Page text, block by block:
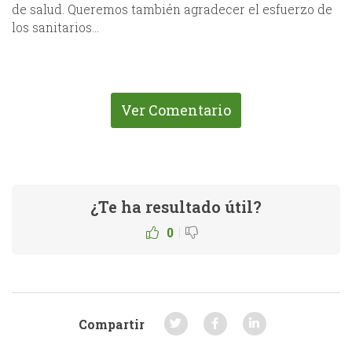
de salud. Queremos también agradecer el esfuerzo de
los sanitarios…
Ver Comentario
¿Te ha resultado útil?
0 |
Compartir